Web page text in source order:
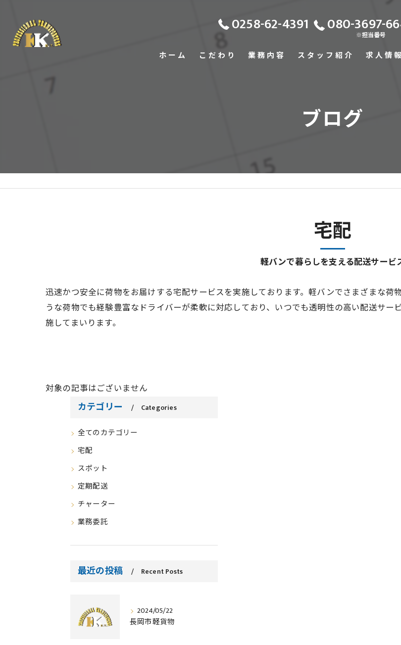
0258-62-4391 080-3697-
※担当番号
ホーム こだわり 業務内容 スタッフ紹介 求人情報
ブログ
宅配
軽バンで暮らしを支える配送サービ
迅速かつ安全に荷物をお届けする宅配サービスを実施しております。軽バンでさまざまな荷
うな荷物でも経験豊富なドライバーが柔軟に対応しており、いつでも透明性の高い配送サ
施してまいります。
対象の記事はございません
カテゴリー Categories
全てのカテゴリー
宅配
スポット
定期配送
チャーター
業務委託
最近の投稿 Recent Posts
2024/05/22
長岡市軽貨物